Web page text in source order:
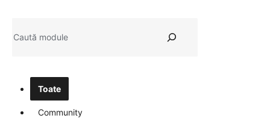
Toate
Community